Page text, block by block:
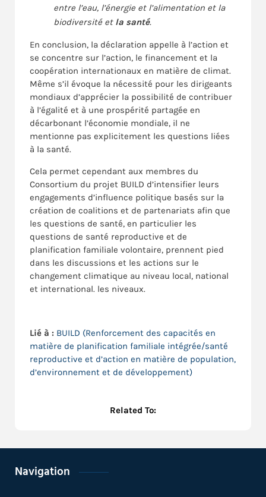
entre l’eau, l’énergie et l’alimentation et la
biodiversité et la santé.
En conclusion, la déclaration appelle à l’action et
se concentre sur l’action, le financement et la
coopération internationaux en matière de climat.
Même s’il évoque la nécessité pour les dirigeants
mondiaux d’apprécier la possibilité de contribuer
à l’égalité et à une prospérité partagée en
décarbonant l’économie mondiale, il ne
mentionne pas explicitement les questions liées
à la santé.
Cela permet cependant aux membres du
Consortium du projet BUILD d’intensifier leurs
engagements d’influence politique basés sur la
création de coalitions et de partenariats afin que
les questions de santé, en particulier les
questions de santé reproductive et de
planification familiale volontaire, prennent pied
dans les discussions et les actions sur le
changement climatique au niveau local, national
et international. les niveaux.
Lié à : BUILD (Renforcement des capacités en
matière de planification familiale intégrée/santé
reproductive et d’action en matière de population,
d’environnement et de développement)
Related To:
Navigation